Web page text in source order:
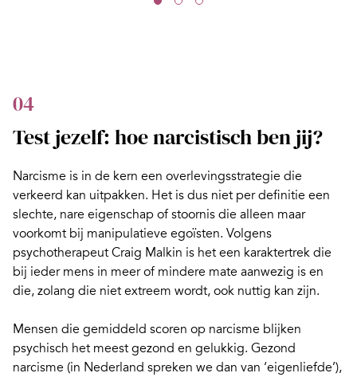
04
Test jezelf: hoe narcistisch ben jij?
Narcisme is in de kern een overlevingsstrategie die
verkeerd kan uitpakken. Het is dus niet per definitie een
slechte, nare eigenschap of stoornis die alleen maar
voorkomt bij manipulatieve egoïsten. Volgens
psychotherapeut Craig Malkin is het een karaktertrek die
bij ieder mens in meer of mindere mate aanwezig is en
die, zolang die niet extreem wordt, ook nuttig kan zijn.
Mensen die gemiddeld scoren op narcisme blijken
psychisch het meest gezond en gelukkig. Gezond
narcisme (in Nederland spreken we dan van ‘eigenliefde’),